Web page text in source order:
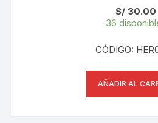
S/ 30.00
36
CÓDIGO:
AÑADIR AL